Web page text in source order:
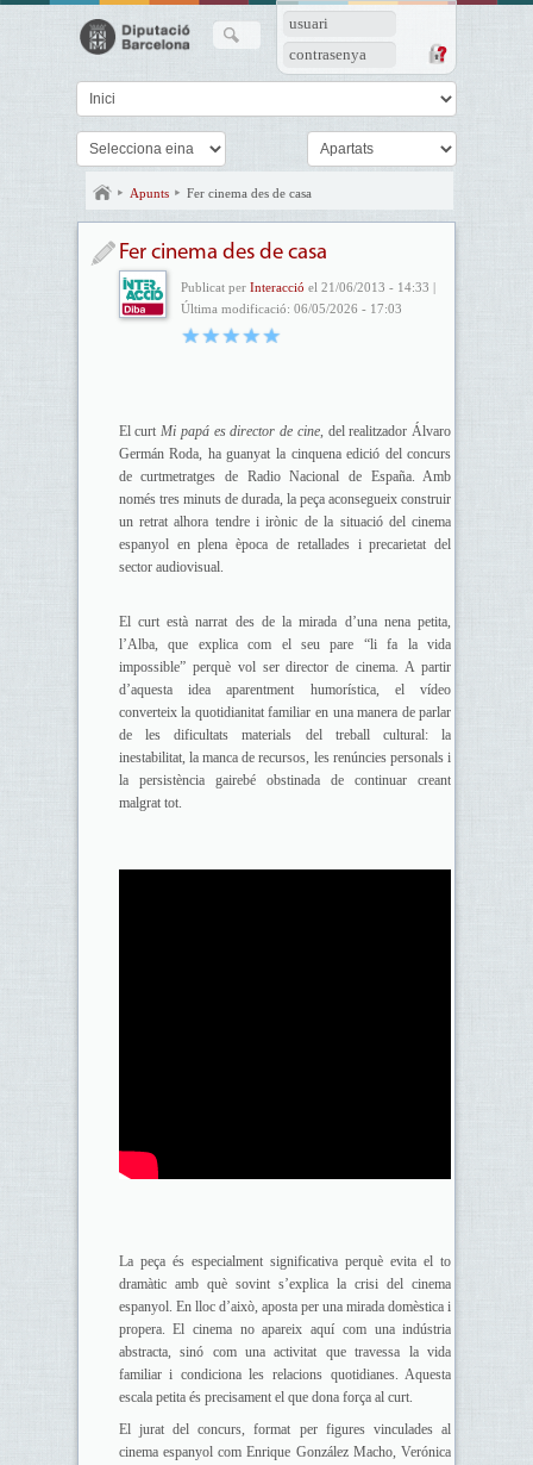
usuari
contrasenya
Apunts Fer cinema des de casa
Fer cinema des de casa
Publicat per Interacció el 21/06/2013 - 14:33 |
Última modificació: 06/05/2026 - 17:03
El curtMi papá es director de cine, del realitzador Álvaro
Germán Roda, ha guanyat la cinquena edició del concurs
de curtmetratges de Radio Nacional de España. Amb
només tres minuts de durada, la peça aconsegueix construir
un retrat alhora tendre i irònic de la situació del cinema
espanyol en plena època de retallades i precarietat del
sector audiovisual.
El curt està narrat des de la mirada d’una nena petita,
l’Alba, que explica com el seu pare “li fa la vida
impossible” perquè vol ser director de cinema. A partir
d’aquesta idea aparentment humorística, el vídeo
converteix la quotidianitat familiar en una manera de parlar
de les dificultats materials del treball cultural: la
inestabilitat, la manca de recursos, les renúncies personals i
la persistència gairebé obstinada de continuar creant
malgrat tot.
La peça és especialment significativa perquè evita el to
dramàtic amb què sovint s’explica la crisi del cinema
espanyol. En lloc d’això, aposta per una mirada domèstica i
propera. El cinema no apareix aquí com una indústria
abstracta, sinó com una activitat que travessa la vida
familiar i condiciona les relacions quotidianes. Aquesta
escala petita és precisament el que dona força al curt.
El jurat del concurs, format per figures vinculades al
cinema espanyol com Enrique González Macho, Verónica